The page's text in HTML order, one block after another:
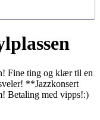
Fine ting og klær til en
**Jazzkonsert
Betaling med vipps!:)